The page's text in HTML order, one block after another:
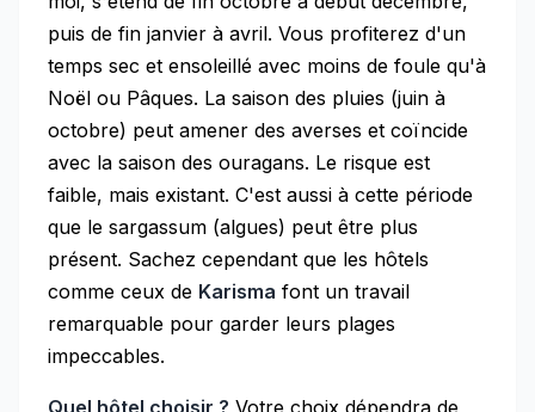
puis de fin janvier à avril. Vous profiterez d'un
temps sec et ensoleillé avec moins de foule qu'à
Noël ou Pâques. La saison des pluies (juin à
octobre) peut amener des averses et coïncide
avec la saison des ouragans. Le risque est
faible, mais existant. C'est aussi à cette période
que le sargassum (algues) peut être plus
présent. Sachez cependant que les hôtels
comme ceux de Karisma font un travail
remarquable pour garder leurs plages
impeccables.
Quel hôtel choisir ? Votre choix dépendra de